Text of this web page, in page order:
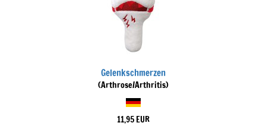
Gelenkschmerzen
(Arthrose/Arthritis)
11,95 EUR